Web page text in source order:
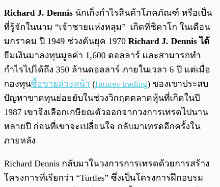
0:00/ 0:00
Richard J. Dennis นักเก็งกำไรสินค้าโภคภัณฑ์ หรือเป็น
ที่รู้จักในนาม “เจ้าชายแห่งหลุม” เกิดที่ชิคาโก ในเดือน
มกราคม ปี 1949 ช่วงต้นยุค 1970 Richard J. Dennis ได้
ยืมเงินมาลงทุนมูลค่า 1,600 ดอลลาร์ และสามารถทำ
กำไรไปได้ถึง 350 ล้านดอลลาร์ ภายในเวลา 6 ปี แต่เมื่อ
กองทุนซื้อขายล่วงหน้า (futures trading) ของเขาประสบ
ปัญหาขาดทุนย่อยยับในช่วงวิกฤตตลาดหุ้นที่เกิดในปี
1987 เขาจึงเลือกเกษียณตัวออกจากวงการเทรดไปนาน
หลายปี ก่อนที่เขาจะเปลี่ยนใจ กลับมาเทรดอีกครั้งใน
ภายหลัง
Richard Dennis กลับมาในวงการการเทรดด้วยการสร้าง
โครงการที่เรียกว่า “Turtles” ซึ่งเป็นโครงการฝึกอบรม